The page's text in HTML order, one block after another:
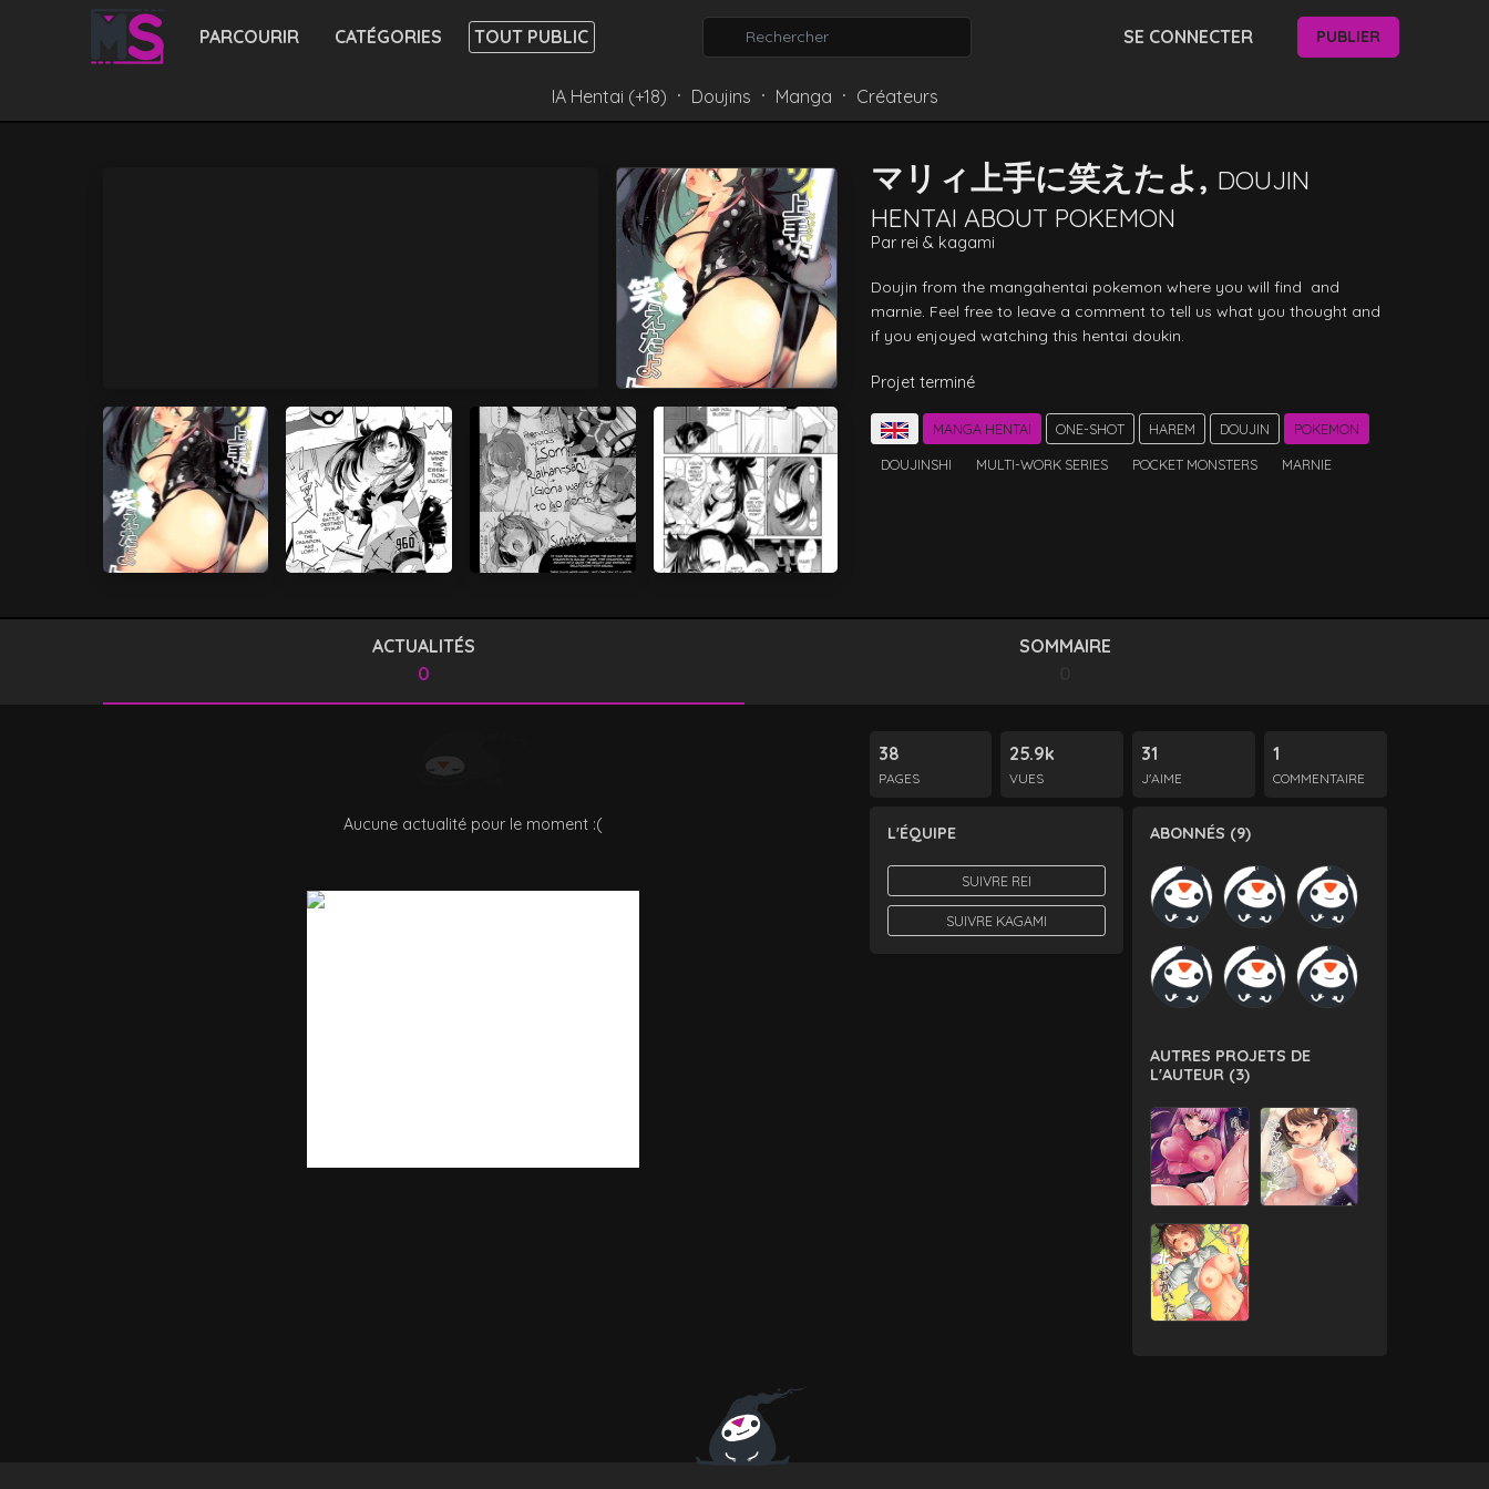
PARCOURIR CATÉGORIES TOUT PUBLIC SE CONNECTER PUBLIER
IA Hentai (+18) ⸱ Doujins ⸱ Manga ⸱ Créateurs
マリィ上手に笑えたよ, DOUJIN
HENTAI ABOUT POKEMON
Par rei & kagami
Doujin from the mangahentai pokemon where you will find  and
marnie. Feel free to leave a comment to tell us what you thought and
if you enjoyed watching this hentai doukin.
Projet terminé
MANGA HENTAI ONE-SHOT HAREM DOUJIN POKEMON
DOUJINSHI MULTI-WORK SERIES POCKET MONSTERS MARNIE
ACTUALITÉS
0
SOMMAIRE
Aucune actualité pour le moment :(
38
PAGES
25.9k
VUES
31
J'AIME
1
COMMENTAIRE
L'ÉQUIPE
SUIVRE REI
SUIVRE KAGAMI
ABONNÉS (9)
AUTRES PROJETS DE
L'AUTEUR (3)